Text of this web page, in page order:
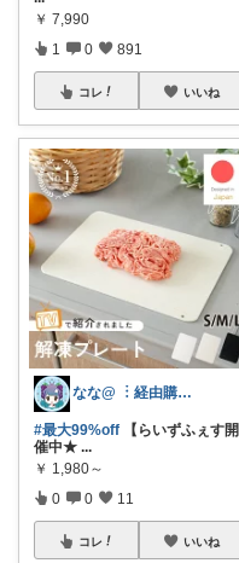
￥ 7,990
1 0 891
コレ いいね
なな@ ︙経由購入ありがとうございます✨
#最大99%off 【らいずふぇす開
催中★ ...
￥ 1,980～
0 0 11
コレ いいね